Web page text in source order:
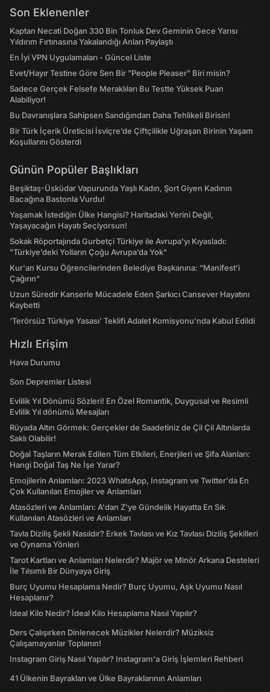
Son Eklenenler
Kaptan Necati Doğan 330 Bin Tonluk Dev Geminin Gece Yarısı
Yıldırım Fırtınasına Yakalandığı Anları Paylaştı
En İyi VPN Uygulamaları - Güncel Liste
Evet/Hayır Testine Göre Sen Bir "People Pleaser" Biri misin?
Sadece Gerçek Felsefe Meraklıları Bu Testte Yüksek Puan
Alabiliyor!
Bu Davranışlara Sahipsen Sandığından Daha Tehlikeli Birisin!
Bir Türk İçerik Üreticisi İsviçre’de Çiftçilikle Uğraşan Birinin Yaşam
Koşullarını Gösterdi
Günün Popüler Başlıkları
Beşiktaş-Üsküdar Vapurunda Yaşlı Kadın, Şort Giyen Kadının
Bacağına Bastonla Vurdu!
Yaşamak İstediğin Ülke Hangisi? Haritadaki Yerini Değil,
Yaşayacağın Hayatı Seçiyorsun!
Sokak Röportajında Gurbetçi Türkiye ile Avrupa'yı Kıyasladı:
"Türkiye’deki Yolların Çoğu Avrupa’da Yok"
Kur'an Kursu Öğrencilerinden Belediye Başkanına: "Manifest’i
Çağırın"
Uzun Süredir Kanserle Mücadele Eden Şarkıcı Cansever Hayatını
Kaybetti
‘Terörsüz Türkiye Yasası’ Teklifi Adalet Komisyonu'nda Kabul Edildi
Hızlı Erişim
Hava Durumu
Son Depremler Listesi
Evlilik Yıl Dönümü Sözleri! En Özel Romantik, Duygusal ve Resimli
Evlilik Yıl dönümü Mesajları
Rüyada Altın Görmek: Gerçekler de Saadetiniz de Çil Çil Altınlarda
Saklı Olabilir!
Doğal Taşların Merak Edilen Tüm Etkileri, Enerjileri ve Şifa Alanları:
Hangi Doğal Taş Ne İşe Yarar?
Emojilerin Anlamları: 2023 WhatsApp, Instagram ve Twitter'da En
Çok Kullanılan Emojiler ve Anlamları
Atasözleri ve Anlamları: A'dan Z'ye Gündelik Hayatta En Sık
Kullanılan Atasözleri ve Anlamları
Tavla Diziliş Şekli Nasıldır? Erkek Tavlası ve Kız Tavlası Diziliş Şekilleri
ve Oynama Yönleri
Tarot Kartları ve Anlamları Nelerdir? Majör ve Minör Arkana Desteleri
İle Tılsımlı Bir Dünyaya Giriş
Burç Uyumu Hesaplama Nedir? Burç Uyumu, Aşk Uyumu Nasıl
Hesaplanır?
İdeal Kilo Nedir? İdeal Kilo Hesaplama Nasıl Yapılır?
Ders Çalışırken Dinlenecek Müzikler Nelerdir? Müziksiz
Çalışamayanlar Toplanın!
Instagram Giriş Nasıl Yapılır? Instagram'a Giriş İşlemleri Rehberi
41 Ülkenin Bayrakları ve Ülke Bayraklarının Anlamları